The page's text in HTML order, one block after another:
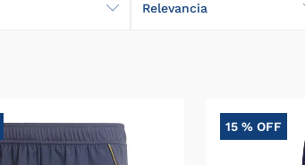
Relevancia
15 % OFF